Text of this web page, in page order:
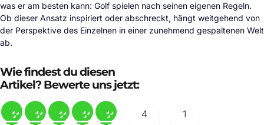
was er am besten kann: Golf spielen nach seinen eigenen Regeln.
Ob dieser Ansatz inspiriert oder abschreckt, hängt weitgehend von
der Perspektive des Einzelnen in einer zunehmend gespaltenen Welt
ab.
Wie findest du diesen
Artikel? Bewerte uns jetzt:
4 1